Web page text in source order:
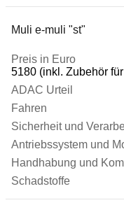
Hersteller/Modell
Preis in Euro
Fahren
Muli e-muli "st"
5180 (inkl. Zubehör